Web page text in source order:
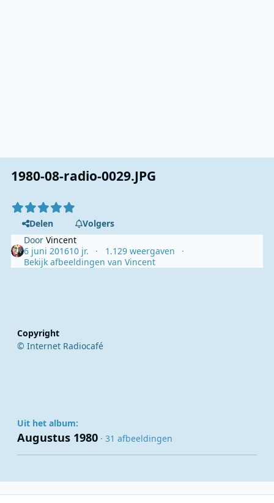
1980-08-radio-0029.JPG
Delen
Volgers
DoorVincent
6 juni 201610 jr.
1.129 weergaven
Bekijk afbeeldingen van Vincent
Copyright
© Internet Radiocafé
Uit het album:
Augustus 1980 · 31 afbeeldingen